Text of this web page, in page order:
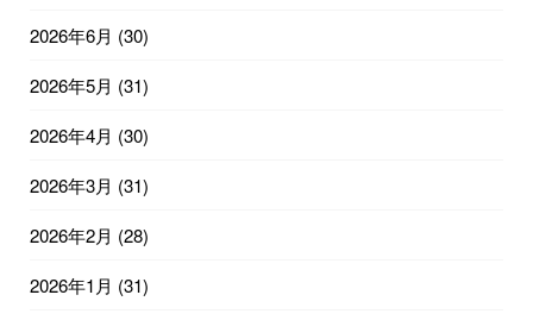
2026年6月 (30)
2026年5月 (31)
2026年4月 (30)
2026年3月 (31)
2026年2月 (28)
2026年1月 (31)